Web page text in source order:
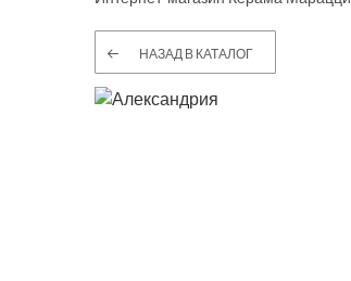
НАЗАД В КАТАЛОГ